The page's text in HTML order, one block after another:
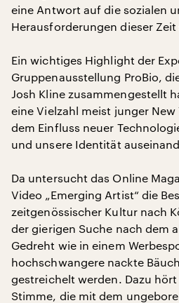
eine Antwort auf die sozialen
Herausforderungen dieser
Ein wichtiges Highlight der
Gruppenausstellung ProBio,
Josh Kline zusammengestellt
eine Vielzahl meist junger
dem Einfluss neuer
und unsere Identität
Da untersucht das Online
Video „Emerging Artist“ die
zeitgenössischer Kultur nach
der gierigen Suche nach dem
Gedreht wie in einem
hochschwangere nackte
gestreichelt werden. Dazu
Stimme, die mit dem